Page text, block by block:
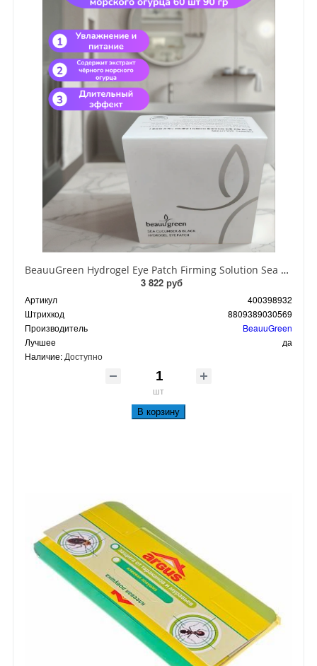
BeauuGreen Hydrogel Eye Patch Firming Solution Sea Cocumber & Black Гидрогелевые патчи для кожи вокруг глаз с экстрактом черного морского огурца 60 шт 90 гр
3 822 руб
Артикул
400398932
Штрихкод
8809389030569
Производитель
BeauuGreen
Лучшее
да
Наличие: Доступно
шт
В корзину